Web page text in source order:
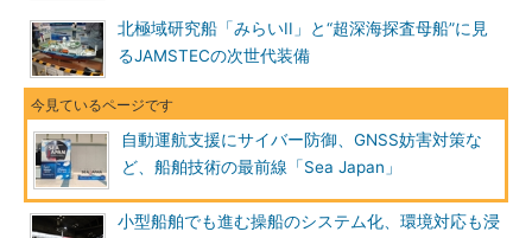
北極域研究船「みらいII」と“超深海探査母船”に見
るJAMSTECの次世代装備
自動運航支援にサイバー防御、GNSS妨害対策な
ど、船舶技術の最前線「Sea Japan」
小型船舶でも進む操船のシステム化、環境対応も浸